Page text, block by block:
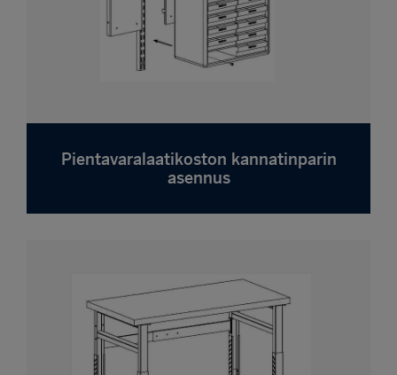
Pientavaralaatikoston kannatinparin
asennus